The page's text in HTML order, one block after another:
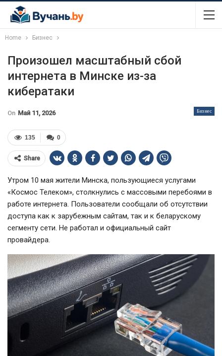
Home Бизнес
Произошел масштабный сбой
интернета в Минске из-за
кибератаки
Бизнес
On Май 11, 2026
0
135
Share
Утром 10 мая жители Минска, пользующиеся услугами
«Космос Телеком», столкнулись с массовыми перебоями в
работе интернета. Пользователи сообщали об отсутствии
доступа как к зарубежным сайтам, так и к беларускому
сегменту сети. Не работал и официальный сайт
провайдера.